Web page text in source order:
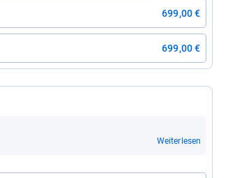
699,00 €
699,00 €
Weiterlesen